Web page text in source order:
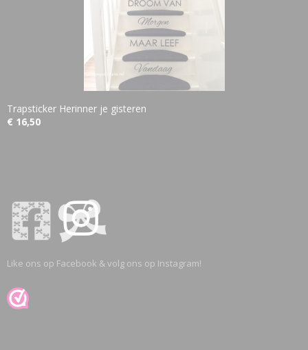
Trapsticker Herinner je gisteren
€ 16,50
Like ons op Facebook & volg ons op Instagram!